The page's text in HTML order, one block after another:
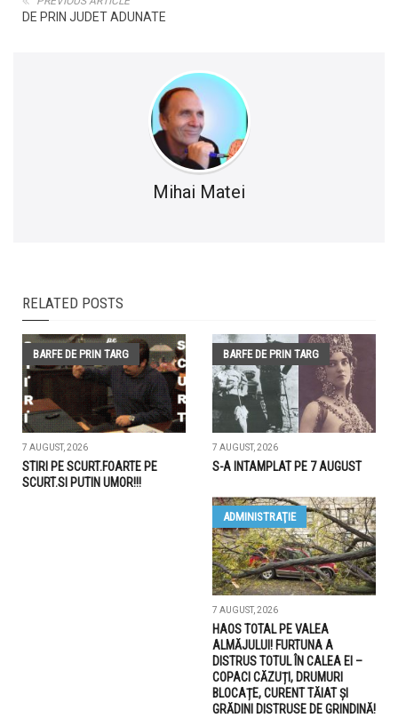
DE PRIN JUDET ADUNATE
Mihai Matei
RELATED POSTS
BARFE DE PRIN TARG
7 AUGUST, 2026
STIRI PE SCURT.FOARTE PE
SCURT.SI PUTIN UMOR!!!
BARFE DE PRIN TARG
7 AUGUST, 2026
S-A INTAMPLAT PE 7 AUGUST
ADMINISTRAŢIE
7 AUGUST, 2026
HAOS TOTAL PE VALEA
ALMĂJULUI! FURTUNA A
DISTRUS TOTUL ÎN CALEA EI –
COPACI CĂZUȚI, DRUMURI
BLOCAȚE, CURENT TĂIAT ȘI
GRĂDINI DISTRUSE DE GRINDINĂ!